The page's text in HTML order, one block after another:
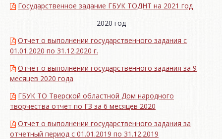
Государственное задание ГБУК ТОДНТ на 2021 год
2020 год
Отчет о выполнении государственного задания с
01.01.2020 по 31.12.2020 г.
Отчет о выполнении государственного задания за 9
месяцев 2020 года
ГБУК ТО Тверской областной Дом народного
творчества отчет по ГЗ за 6 месяцев 2020
Отчет о выполнении государственного задания за
отчетный период с 01.01.2019 по 31.12.2019